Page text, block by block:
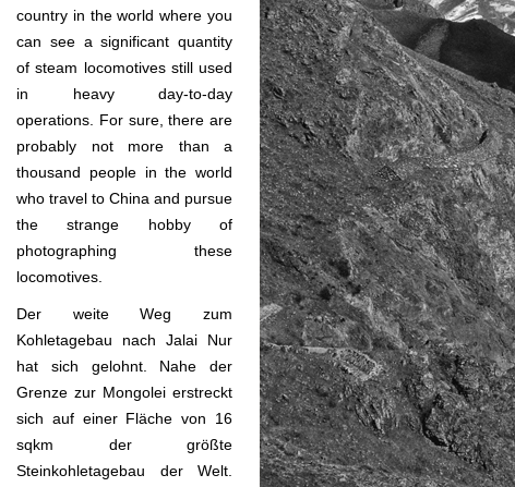
country in the world where you
can see a significant quantity
of steam locomotives still used
in heavy day-to-day
operations. For sure, there are
probably not more than a
thousand people in the world
who travel to China and pursue
the strange hobby of
photographing these
locomotives.
Der weite Weg zum
Kohletagebau nach Jalai Nur
hat sich gelohnt. Nahe der
Grenze zur Mongolei erstreckt
sich auf einer Fläche von 16
sqkm der größte
Steinkohletagebau der Welt.